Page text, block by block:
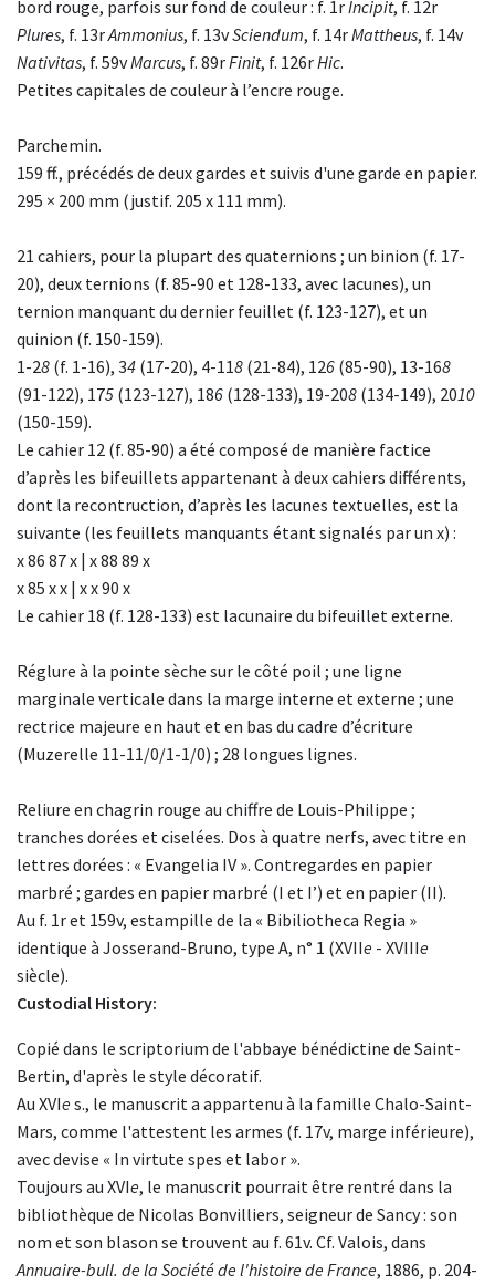
bord rouge, parfois sur fond de couleur : f. 1rIncipit, f. 12r
Plures, f. 13rAmmonius, f. 13vSciendum, f. 14rMattheus, f. 14v
Nativitas, f. 59vMarcus, f. 89rFinit, f. 126rHic.
Petites capitales de couleur à l’encre rouge.
Parchemin.
159 ff., précédés de deux gardes et suivis d'une garde en papier.
295 × 200 mm (justif. 205 x 111 mm).
21 cahiers, pour la plupart des quaternions ; un binion (f. 17-
20), deux ternions (f. 85-90 et 128-133, avec lacunes), un
ternion manquant du dernier feuillet (f. 123-127), et un
quinion (f. 150-159).
1-28 (f. 1-16), 34 (17-20), 4-118 (21-84), 126 (85-90), 13-168
(91-122), 175 (123-127), 186 (128-133), 19-208 (134-149), 2010
(150-159).
Le cahier 12 (f. 85-90) a été composé de manière factice
d’après les bifeuillets appartenant à deux cahiers différents,
dont la recontruction, d’après les lacunes textuelles, est la
suivante (les feuillets manquants étant signalés par un x) :
x 86 87 x | x 88 89 x
x 85 x x | x x 90 x
Le cahier 18 (f. 128-133) est lacunaire du bifeuillet externe.
Réglure à la pointe sèche sur le côté poil ; une ligne
marginale verticale dans la marge interne et externe ; une
rectrice majeure en haut et en bas du cadre d’écriture
(Muzerelle 11-11/0/1-1/0) ; 28 longues lignes.
Reliure en chagrin rouge au chiffre de Louis-Philippe ;
tranches dorées et ciselées. Dos à quatre nerfs, avec titre en
lettres dorées : « Evangelia IV ». Contregardes en papier
marbré ; gardes en papier marbré (I et I’) et en papier (II).
Au f. 1r et 159v, estampille de la « Bibiliotheca Regia »
identique à Josserand-Bruno, type A, n° 1 (XVIIe - XVIIIe
siècle).
Custodial History:
Copié dans le scriptorium de l'abbaye bénédictine de Saint-
Bertin, d'après le style décoratif.
Au XVIes., le manuscrit a appartenu à la famille Chalo-Saint-
Mars, comme l'attestent les armes (f. 17v, marge inférieure),
avec devise « In virtute spes et labor ».
Toujours au XVIe, le manuscrit pourrait être rentré dans la
bibliothèque de Nicolas Bonvilliers, seigneur de Sancy : son
nom et son blason se trouvent au f. 61v. Cf. Valois, dans
Annuaire-bull. de la Société de l'histoire de France, 1886, p. 204-